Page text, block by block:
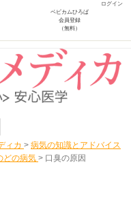
ログイン
ベビカムひろば
会員登録
（無料）
ィカ > 病気の知識とアドバイス
どの病気 > 口臭の原因